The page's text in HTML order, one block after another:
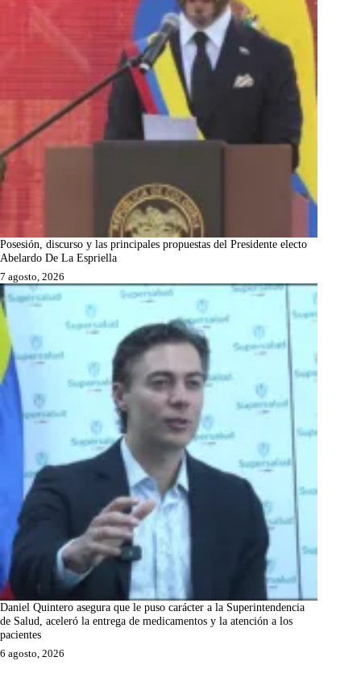
Posesión, discurso y las principales propuestas del Presidente electo
Abelardo De La Espriella
7 agosto, 2026
Daniel Quintero asegura que le puso carácter a la Superintendencia
de Salud, aceleró la entrega de medicamentos y la atención a los
pacientes
6 agosto, 2026